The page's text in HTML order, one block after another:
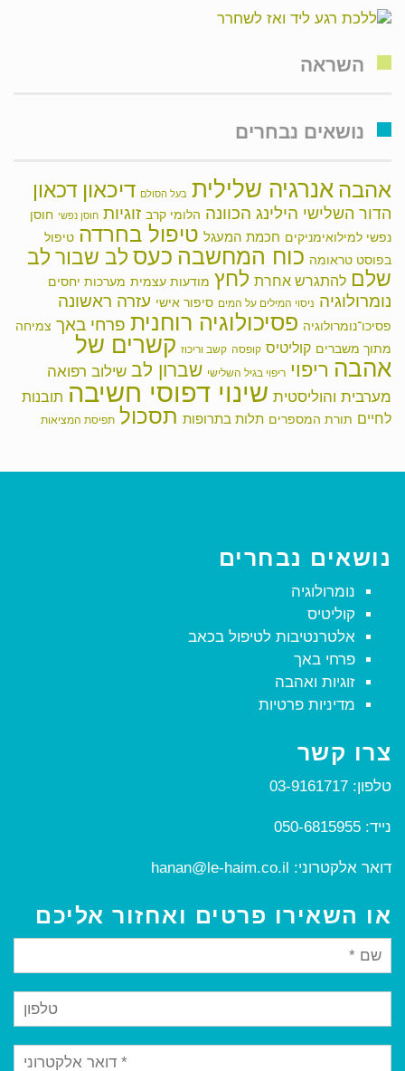
השראה
נושאים נבחרים
אהבה אנרגיה שלילית בעל הסולם דיכאון דכאון
הדור השלישי הילינג הכוונה הלומי קרב זוגיות חוסן נפשי חוסן
נפשי למילואימניקים חכמת המעגל טיפול בחרדה טיפול
בפוסט טראומה כוח המחשבה כעס לב שבור לב
שלם להתגרש אחרת לחץ מודעות עצמית מערכות יחסים
נומרולוגיה ניסוי המילים על המים סיפור אישי עזרה ראשונה
פסיכו־נומרולוגיה פסיכולוגיה רוחנית פרחי באך צמיחה
מתוך משברים קוליטיס קופסה קשב וריכוז קשרים של
אהבה ריפוי ריפוי בגיל השלישי שברון לב שילוב רפואה
מערבית והוליסטית שינוי דפוסי חשיבה תובנות
לחיים תורת המספרים תלות בתרופות תסכול תפיסת המציאות
נושאים נבחרים
נומרולוגיה
קוליטיס
אלטרנטיבות לטיפול בכאב
פרחי באך
זוגיות ואהבה
מדיניות פרטיות
צרו קשר
טלפון: 03-9161717
נייד: 050-6815955
דואר אלקטרוני: hanan@le-haim.co.il
או השאירו פרטים ואחזור אליכם